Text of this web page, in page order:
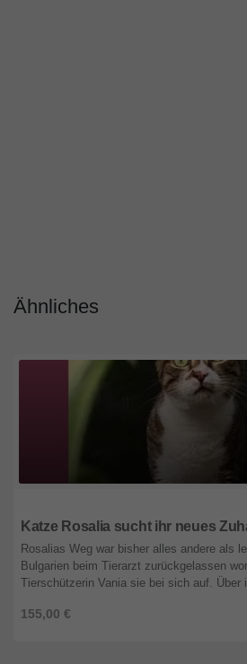
Ähnliches
Katze Rosalia sucht ihr neues
155,00 €
Rosalias Weg war bisher alles andere als
Bulgarien beim Tierarzt zurückgelassen
Tierschützerin Vania sie bei sich auf. Über